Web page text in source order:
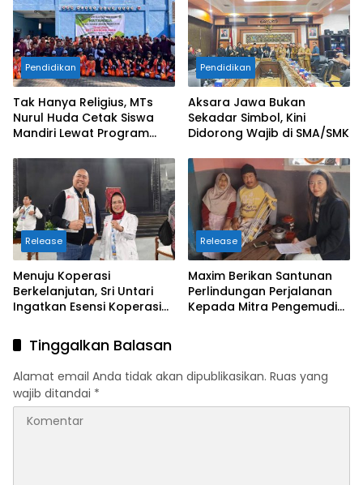
Pendidikan
Tak Hanya Religius, MTs
Nurul Huda Cetak Siswa
Mandiri Lewat Program
Pendidikan
Aksara Jawa Bukan
Sekadar Simbol, Kini
Didorong Wajib di SMA/SMK
Release
Menuju Koperasi
Berkelanjutan, Sri Untari
Ingatkan Esensi Koperasi
Release
Maxim Berikan Santunan
Perlindungan Perjalanan
Kepada Mitra Pengemudi
Tinggalkan Balasan
Alamat email Anda tidak akan dipublikasikan. Ruas yang
wajib ditandai *